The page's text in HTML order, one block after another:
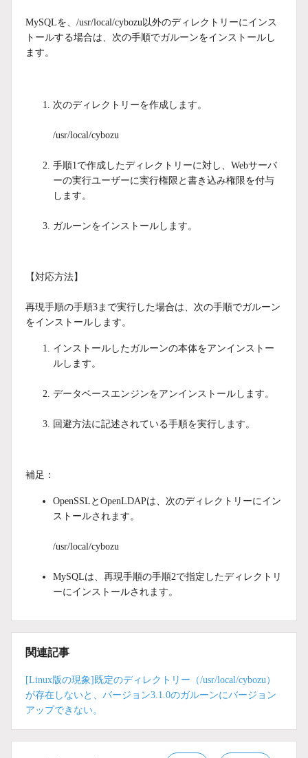
MySQLを、/usr/local/cybozu以外のディレクトリーにインス
トールする場合は、次の手順でガルーンをインストールし
ます。
次のディレクトリーを作成します。
/usr/local/cybozu
手順1で作成したディレクトリーに対し、Webサーバ
ーの実行ユーザーに実行権限と書き込み権限を付与
します。
ガルーンをインストールします。
【対応方法】
再現手順の手順3まで実行した場合は、次の手順でガルーン
をインストールします。
インストールしたガルーンの本体をアンインストー
ルします。
データベースエンジンをアンインストールします。
回避方法に記述されている手順を実行します。
補足：
OpenSSLとOpenLDAPは、次のディレクトリーにイン
ストールされます。
/usr/local/cybozu
MySQLは、再現手順の手順2で指定したディレクトリ
ーにインストールされます。
関連記事
[Linux版の現象]既定のディレクトリー（/usr/local/cybozu）
が存在しないと、バージョン3.1.0のガルーンにバージョン
アップできない。